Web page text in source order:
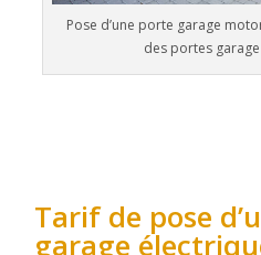
Pose d’une porte garage
des portes
Tarif de pose
garage